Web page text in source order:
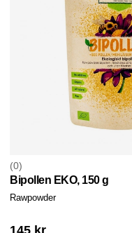
0
Bipollen EKO, 150 g
Rawpowder